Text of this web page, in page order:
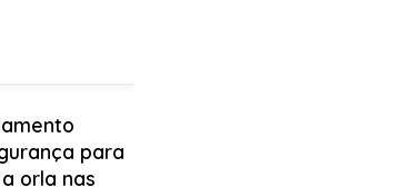
para
orla nas